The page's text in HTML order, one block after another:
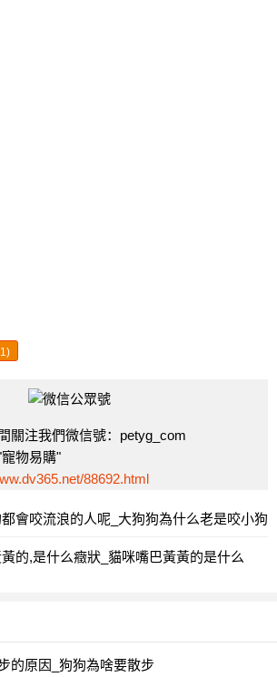
關注我們微信號：petyg_com
物易購"
88692.html
會咬流浪的人呢_大狗狗為什么老是咬小狗
的,是什么癥狀_貓咪嘴巴黃黃的是什么
的原因_狗狗為啥要散步